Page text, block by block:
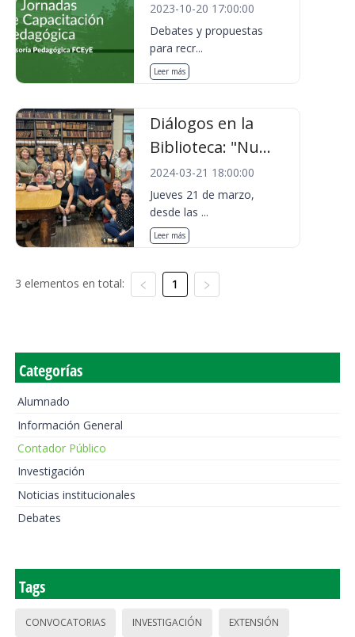
2023-10-20 17:00:00
Debates y propuestas
para recr...
Leer más
Diálogos en la
Biblioteca: "Nu...
2024-03-21 18:00:00
Jueves 21 de marzo,
desde las ...
Leer más
3 elementos en total: 1
Categorías
Alumnado
Información General
Contador Público
Investigación
Noticias institucionales
Debates
Tags
CONVOCATORIAS INVESTIGACIÓN EXTENSIÓN